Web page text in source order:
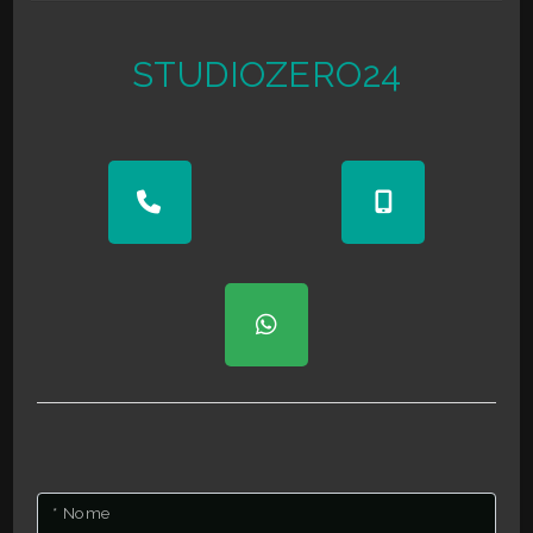
STUDIOZERO24
* Nome
Balcone/Terrazzo